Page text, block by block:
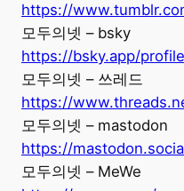
https://
모두의넷 – bsky
https://bsky.app/
모두의넷 – 쓰레드
https://
모두의넷 – mastodon
https://
모두의넷 – MeWe